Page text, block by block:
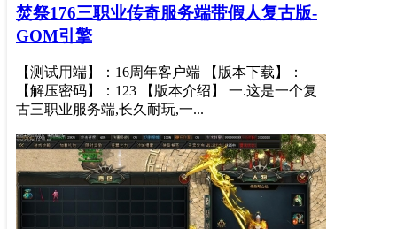
焚祭176三职业传奇服务端带假人复古版-
GOM引擎
【测试用端】：16周年客户端 【版本下载】：
【解压密码】：123 【版本介绍】 一.这是一个复
古三职业服务端,长久耐玩,一...